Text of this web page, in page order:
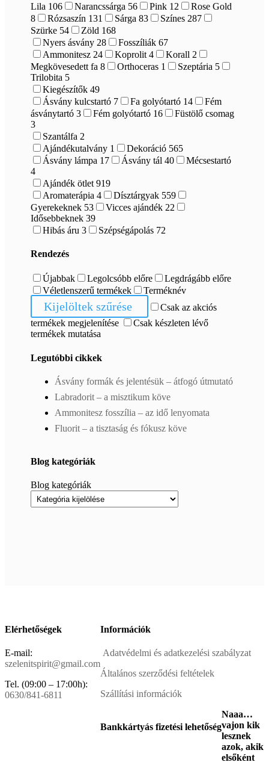
Lila 106 Narancssárga 56 Pink 12
Rose Gold
8
Rózsaszín 131 Sárga83 Színes 287
Szürke 54 Zöld 168
Nyers ásvány 28 Fosszíliák67
Ammonitesz 24 Koprolit4 Korall 2
Megkövesedett fa8 Orthoceras 1 Szeptária 5
Trilobita 5
Kiegészítők49
Ásvány kulcstartó 7 Fa golyótartó 14
Fém
ásványtartó3 Fém golyótartó 16
Füstölő csomag
3
Szantálfa 2
Ajándékutalvány 1 Dekoráció 565
Ásvány lámpa 17 Ásvány tál40
Mécsestartó
4
Ajándék ötlet919
Aromaterápia4 Dísztárgyak 559
Gyerekeknek 53 Vicces ajándék 22
Idősebbeknek39
Hibás áru3 Szépségápolás 72
Rendezés
Újabbak Legolcsóbb előre
Legdrágább előre
Véletlenszerű termékek
Terméknév
Kijelöltek szűrése
Csak az akciós
termékek megjelenítése
Csak készleten lévő
termékek mutatása
Legutóbbi cikkek
Ásvány formák és jelentésük – átfogó útmutató
Labradorit – a misztikum köve
Ammonitesz fosszília – az idő lenyomata
Fluorit – a tisztaság és fókusz köve
Blog kategóriák
Blog kategóriák
Elérhetőségek
E-mail:
szelenitspirit@gmail.com
Tel. (09:00 – 17:00h):
0630/841-6811
Információk
Adatvédelmi és adatkezelési szabályzat
Általános szerződési feltételek
Szállítási információk
Bankkártyás fizetési lehetőség
Naaa…
vajon kik
lesznek
azok, akik
elsőként